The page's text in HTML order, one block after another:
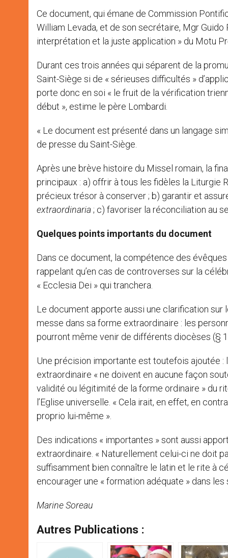
Ce document, qui émane de Commission
William Levada, et de son secrétaire, Mgr
interprétation et la juste application » du Motu
Durant ces trois années qui séparent de la
Saint-Siège si de « sérieuses difficultés »
porte donc en soi « le fruit de la vérification
début », estime le père Lombardi.
« Le document est présenté dans un langage
de presse du Saint-Siège.
Après une brève histoire du Missel romain, la
principaux : a) offrir à tous les fidèles la Liturgie
précieux trésor à conserver ; b) garantir et
extraordinaria; c) favoriser la réconciliation au
Quelques points importants du document
Dans ce document, la compétence des
rappelant qu’en cas de controverses sur la
« Ecclesia Dei » qui tranchera.
Le document apporte aussi une clarification sur
messe dans sa forme extraordinaire : les
pourront même venir de différents diocèses (§
Une précision importante est toutefois ajoutée
extraordinaire « ne doivent en aucune façon
validité ou légitimité de la forme ordinaire » du
l’Eglise universelle. « Cela irait, en effet, en
proprio lui-même ».
Des indications « importantes » sont aussi
extraordinaire. « Naturellement celui-ci ne doit
suffisamment bien connaître le latin et le rite à
encourager une « formation adéquate » dans les
Marine Soreau
Autres Publications :